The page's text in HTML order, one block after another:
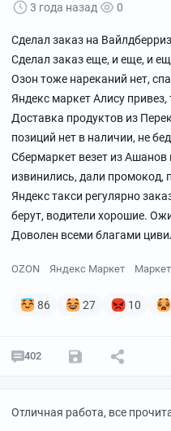
3 года назад 0
Сделал заказ на
Сделал заказ еще, и еще, и
Озон тоже нареканий нет,
Яндекс маркет Алису
Доставка продуктов из
позиций нет в наличии, не
Сбермаркет везет из Ашанов
извинились, дали промокод,
Яндекс такси регулярно
берут, водители хорошие.
Доволен всеми благами
OZON Яндекс Маркет
86 27 10
402
Отличная работа, все